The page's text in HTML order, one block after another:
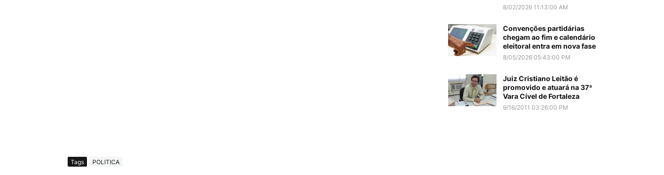
Tags POLITICA
8/02/2026 11:13:00 AM
Convenções partidárias
chegam ao fim e calendário
eleitoral entra em nova fase
8/05/2026 05:43:00 PM
Juiz Cristiano Leitão é
promovido e atuará na 37ª
Vara Cível de Fortaleza
9/16/2011 03:26:00 PM